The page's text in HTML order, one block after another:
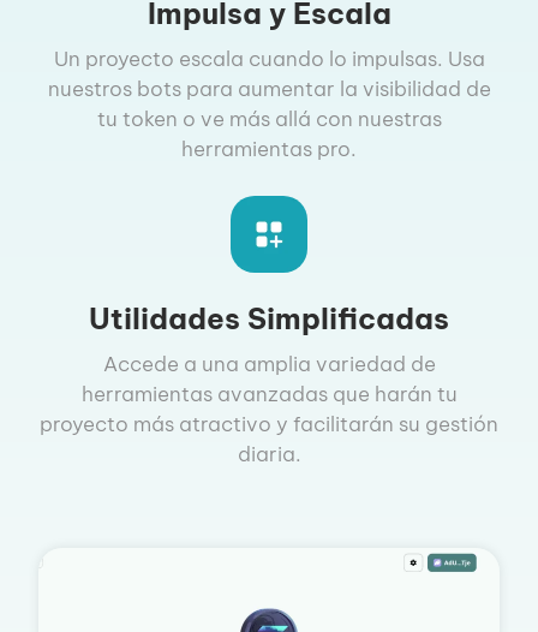
Impulsa y Escala
Un proyecto escala cuando lo impulsas. Usa
nuestros bots para aumentar la visibilidad de
tu token o ve más allá con nuestras
herramientas pro.
Utilidades Simplificadas
Accede a una amplia variedad de
herramientas avanzadas que harán tu
proyecto más atractivo y facilitarán su gestión
diaria.